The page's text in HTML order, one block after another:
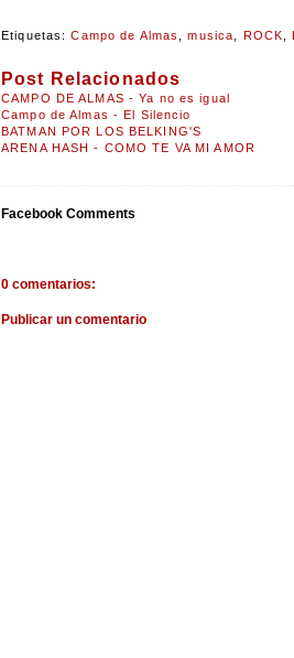
Etiquetas:Campo de Almas ,musica, ROCK,
Post Relacionados
CAMPO DE ALMAS - Ya no es igual
Campo de Almas - El Silencio
BATMAN POR LOS BELKING'S
ARENA HASH - COMO TE VA MI AMOR
Facebook Comments
0 comentarios:
Publicar un comentario